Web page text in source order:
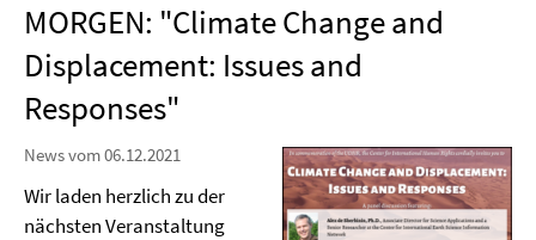
MORGEN: "Climate Change and
Displacement: Issues and
Responses"
News vom 06.12.2021
Wir laden herzlich zu der
nächsten Veranstaltung